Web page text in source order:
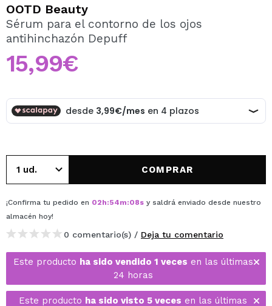
Al crear una cuenta en Maquillalia.com podrás realizar
tus compras rápidamente, revisar el estado de tus
OOTD Beauty
Sérum para el contorno de los ojos
antihinchazón Depuff
15,99€
COMPRAR
¡Confirma tu pedido en 02h:54m:08s y saldrá enviado desde nuestro
almacén hoy!
0 comentario(s) / Deja tu comentario
Este producto ha sido vendido 1 veces en las últimas
24 horas
Este producto ha sido visto 5 veces en las últimas